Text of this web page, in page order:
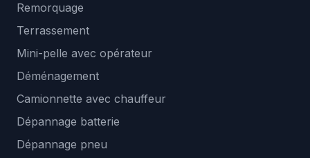
Remorquage
Terrassement
Mini-pelle avec opérateur
Déménagement
Camionnette avec chauffeur
Dépannage batterie
Dépannage pneu